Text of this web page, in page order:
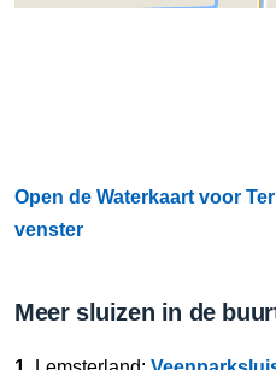
Open de Waterkaart voor
venster
Meer sluizen in de